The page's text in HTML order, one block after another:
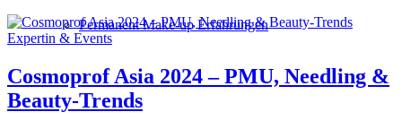
Permanent Make-up Erfahrungen
Expertin & Events
Cosmoprof Asia 2024 – PMU, Needling &
Beauty-Trends